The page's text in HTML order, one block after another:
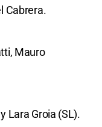
Cabrera.
Mauro
Lara Groia (SL).